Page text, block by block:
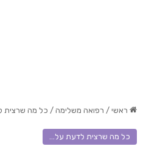
ראשי / רפואה משלימה / כל מה שרצית
כל מה שרצית לדעת על...